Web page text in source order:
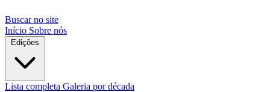
Buscar no site
Início Sobre nós
Edições
Lista completa Galeria por década